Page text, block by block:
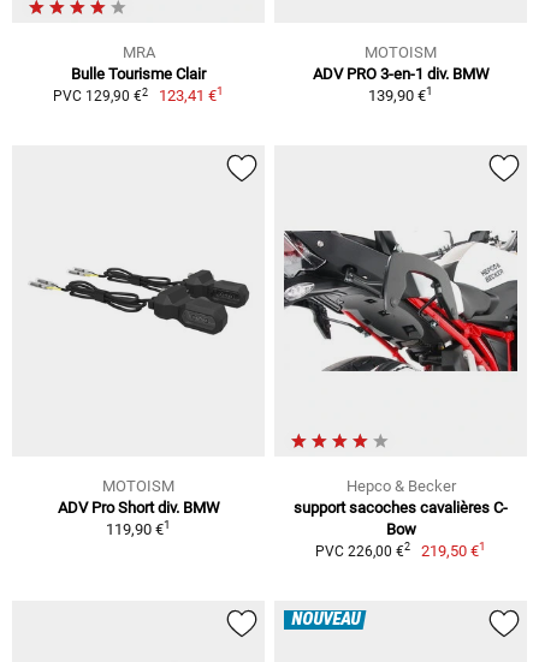
MRA
Bulle Tourisme Clair
PVC 129,90 €2 123,41 €1
MOTOISM
ADV PRO 3-en-1 div. BMW
139,90 €1
MOTOISM
ADV Pro Short div. BMW
119,90 €1
Hepco & Becker
support sacoches cavalières C-
Bow
PVC 226,00 €2 219,50 €1
NOUVEAU